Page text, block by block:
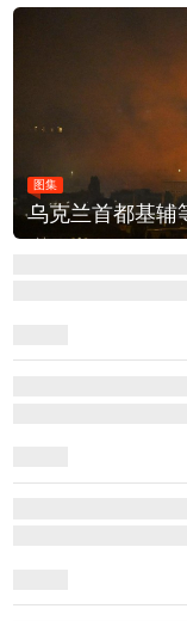
图集
乌克兰首都基辅